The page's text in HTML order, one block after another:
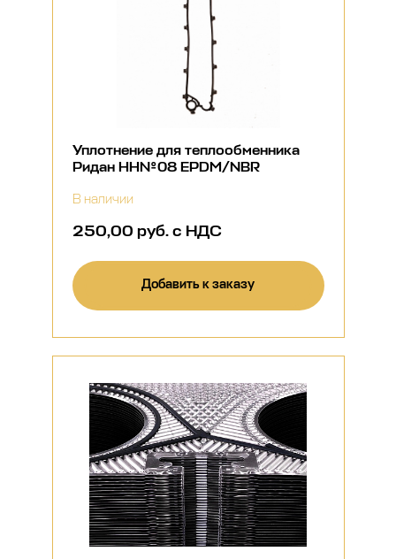
Уплотнение для теплообменника
Ридан НН№08 EPDM/NBR
В наличии
250,00 руб. с НДС
Добавить к заказу